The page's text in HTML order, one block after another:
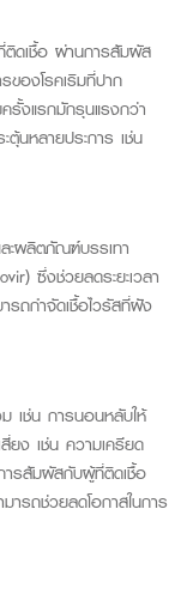
ติดเชื้อ ผ่านการสัมผัส
องโรคเริมที่ปาก
ครั้งแรกมักรุนแรงกว่า
ตุ้นหลายประการ เช่น
ะผลิตภัณฑ์บรรเทา
) ซึ่งช่วยลดระยะเวลา
ารถกำจัดเชื้อไวรัสที่ฝัง
เช่น การนอนหลับให้
ยง เช่น ความเครียด
ารสัมผัสกับผู้ที่ติดเชื้อ
ารถช่วยลดโอกาสในการ